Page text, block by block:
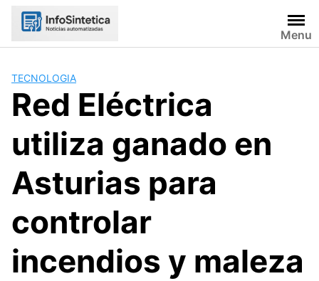
Skip
Menu
TECNOLOGIA
Red Eléctrica
utiliza ganado en
Asturias para
controlar
incendios y maleza